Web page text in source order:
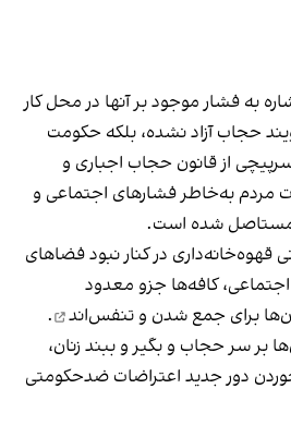
به فشار موجود بر آنها در محل کار
حجاب آزاد نشده، بلکه حکومت
از قانون حجاب اجباری و
مردم به‌خاطر فشارهای اجتماعی و
شده است.
قهوه‌‌خانه‌داری در کنار نبود فضاهای
کافه‌ها جزو معدود
برای جمع شدن و تنفس‌اند
.
بر سر حجاب و بگیر و ببند زنان،
دور جدید اعتراضات ضدحکومتی